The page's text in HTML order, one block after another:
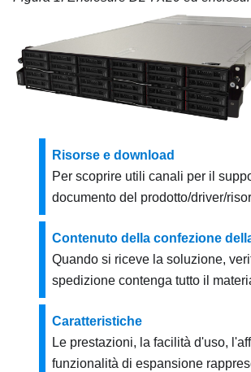
Risorse e download
Per scoprire utili canali per il
documento del prodotto/driver/
Contenuto della confezione
Quando si riceve la soluzione,
spedizione contenga tutto il
Caratteristiche
Le prestazioni, la facilità d'uso,
funzionalità di espansione